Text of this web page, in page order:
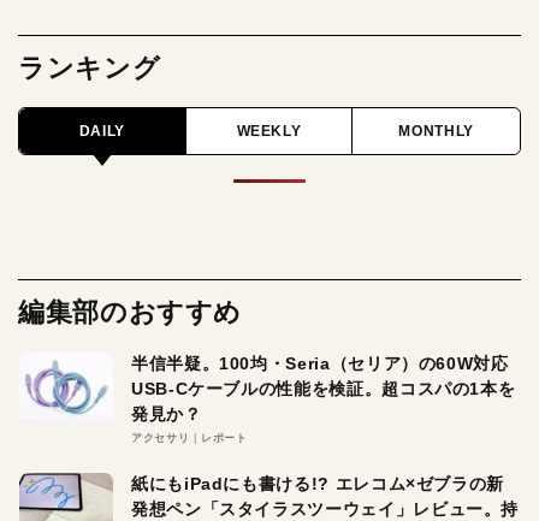
ランキング
DAILY WEEKLY MONTHLY
編集部のおすすめ
半信半疑。100均・Seria（セリア）の60W対応
USB-Cケーブルの性能を検証。超コスパの1本を
発見か？
アクセサリ レポート
紙にもiPadにも書ける!? エレコム×ゼブラの新
発想ペン「スタイラスツーウェイ」レビュー。持